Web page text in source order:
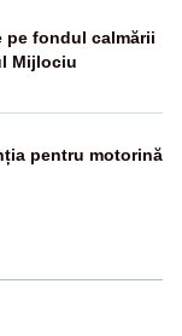
pe fondul calmării
Mijlociu
pentru motorină